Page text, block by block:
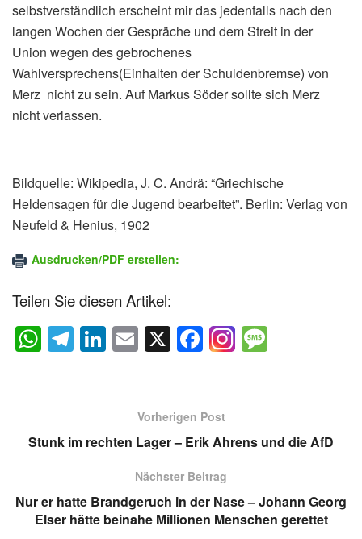
selbstverständlich erscheint mir das jedenfalls nach den
langen Wochen der Gespräche und dem Streit in der
Union wegen des gebrochenes
Wahlversprechens(Einhalten der Schuldenbremse) von
Merz nicht zu sein. Auf Markus Söder sollte sich Merz
nicht verlassen.
Bildquelle: Wikipedia, J. C. Andrä: “Griechische
Heldensagen für die Jugend bearbeitet”. Berlin: Verlag von
Neufeld & Henius, 1902
Ausdrucken/PDF erstellen:
Teilen Sie diesen Artikel:
W
h
A
p
T
el
a
Li
n
dI
E
m
X F
a
e
b
o
o
k
g
Vorherigen Post
Stunk im rechten Lager – Erik Ahrens und die AfD
Nächster Beitrag
Nur er hatte Brandgeruch in der Nase – Johann Georg
Elser hätte beinahe Millionen Menschen gerettet